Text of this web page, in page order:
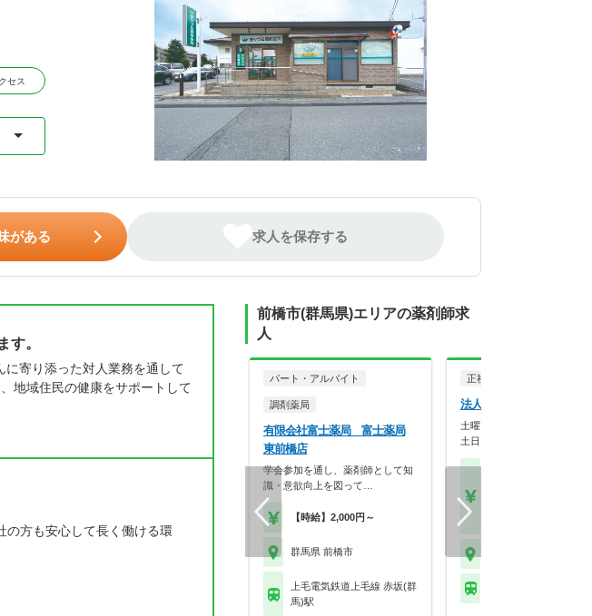
セス
がある 求人を保存する
す。
寄り添った対人業務を通して
地域住民の健康をサポートして
の方も安心して長く働ける環
前橋市(群馬県)エリアの薬剤師求
人
パート・アルバイト
調剤薬局
有限会社富士薬局 富士薬局
東前橋店
学会参加を通し、薬剤師として知
識・意欲向上を図って…
【時給】2,000円～
群馬県 前橋市
上毛電気鉄道上毛線 赤坂(群
馬)駅
正社員
法人名非公開
土曜日は第1・3土曜日のみ
土日お休みを希望す…